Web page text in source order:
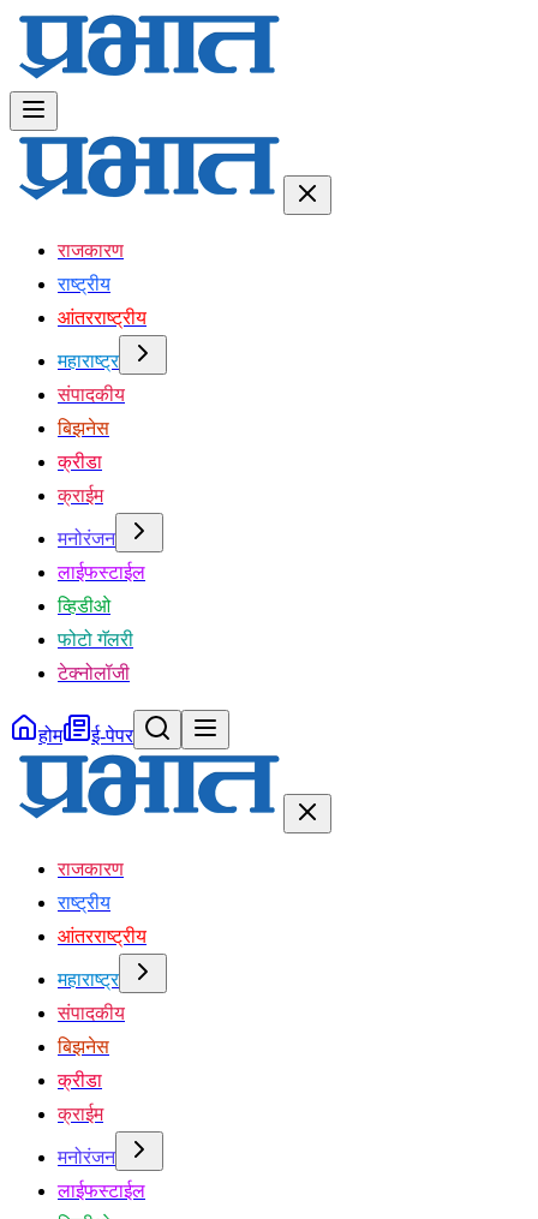
राजकारण
राष्ट्रीय
आंतरराष्ट्रीय
महाराष्ट्र
संपादकीय
बिझनेस
क्रीडा
क्राईम
मनोरंजन
लाईफस्टाईल
व्हिडीओ
फोटो गॅलरी
टेक्नोलॉजी
होम ई-पेपर
राजकारण
राष्ट्रीय
आंतरराष्ट्रीय
महाराष्ट्र
संपादकीय
बिझनेस
क्रीडा
क्राईम
मनोरंजन
लाईफस्टाईल